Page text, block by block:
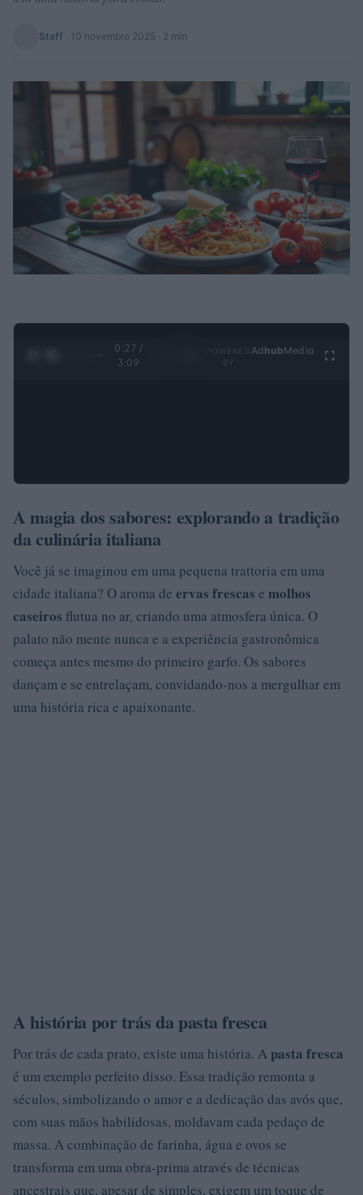
Staff · 10 novembro 2025 · 2 min
0:28 /
3:09
Ad hubMedia
A magia dos sabores: explorando a tradição
da culinária italiana
Você já se imaginou em uma pequena trattoria em uma
cidade italiana? O aroma de ervas frescas e molhos
caseiros flutua no ar, criando uma atmosfera única. O
palato não mente nunca e a experiência gastronômica
começa antes mesmo do primeiro garfo. Os sabores
dançam e se entrelaçam, convidando-nos a mergulhar em
uma história rica e apaixonante.
A história por trás da pasta fresca
Por trás de cada prato, existe uma história. A pasta fresca
é um exemplo perfeito disso. Essa tradição remonta a
séculos, simbolizando o amor e a dedicação das avós que,
com suas mãos habilidosas, moldavam cada pedaço de
massa. A combinação de farinha, água e ovos se
transforma em uma obra-prima através de técnicas
ancestrais que, apesar de simples, exigem um toque de